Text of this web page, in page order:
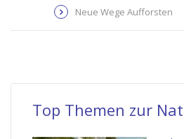
Neue Wege Aufforsten
Top Themen zur